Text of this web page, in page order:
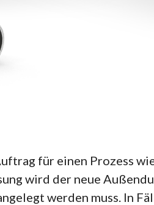
für einen Prozess
wird der neue
werden muss. In